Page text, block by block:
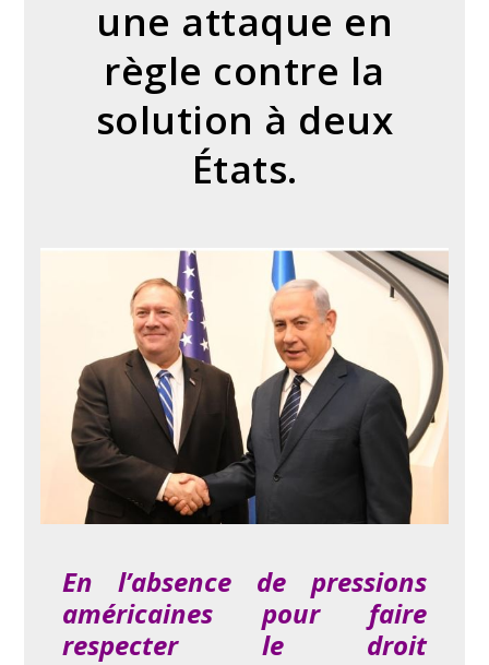
une attaque en
règle contre la
solution à deux
États.
En l’absence de pressions
américaines pour faire
respecter le droit